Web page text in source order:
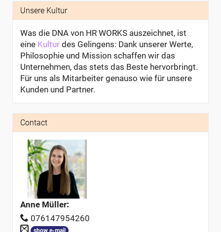
Unsere Kultur
Was die DNA von HR WORKS auszeichnet, ist
eine Kultur des Gelingens: Dank unserer Werte,
Philosophie und Mission schaffen wir das
Unternehmen, das stets das Beste hervorbringt.
Für uns als Mitarbeiter genauso wie für unsere
Kunden und Partner.
Contact
Anne Müller:
076147954260
show e-mail